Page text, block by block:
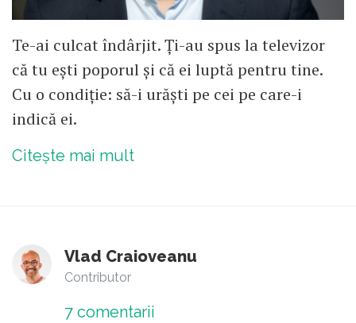
Te-ai culcat îndârjit. Ți-au spus la televizor
că tu ești poporul și că ei luptă pentru tine.
Cu o condiție: să-i urăști pe cei pe care-i
indică ei.
Citește mai mult
Vlad Craioveanu
Contributor
7 comentarii